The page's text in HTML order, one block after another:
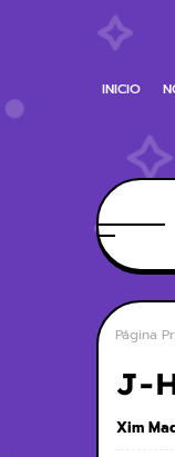
INICIO
Página
J-
Xim